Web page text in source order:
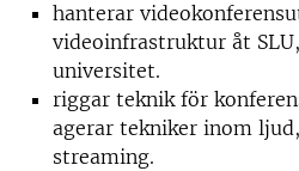
hanterar
videoinfrastruktur åt
universitet.
riggar teknik för
agerar tekniker inom
streaming.